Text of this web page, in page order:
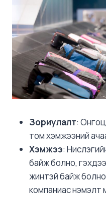
Зориулалт:
том хэмжээний
Хэмжээ:
байж болно,
жинтэй байж
компаниас нэмэлт